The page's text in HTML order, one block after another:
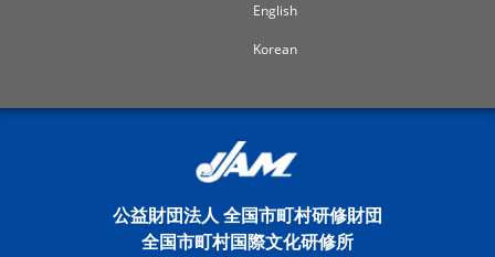
English
Korean
公益財団法人 全国市町村研修財団
全国市町村国際文化研修所